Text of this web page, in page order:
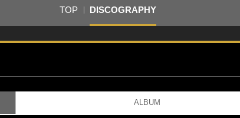
TOP DISCOGRAPHY
ALBUM